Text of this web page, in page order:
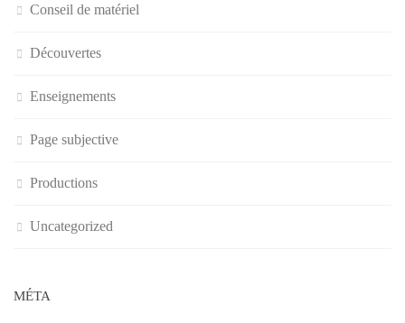
Conseil de matériel
Découvertes
Enseignements
Page subjective
Productions
Uncategorized
MÉTA